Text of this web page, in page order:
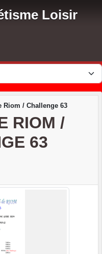
Loisir
Riom / Challenge 63
RIOM /
63